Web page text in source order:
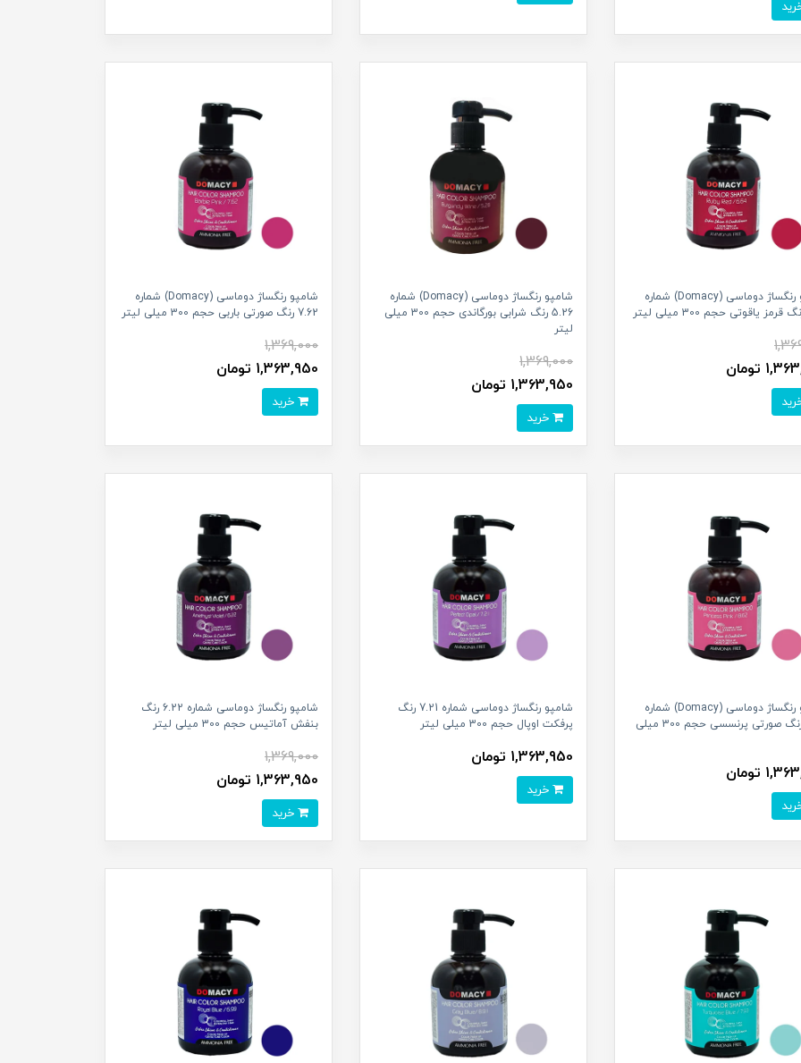
شامپو رنگساژ دوماسی (Domacy) شماره
تومان
شامپو رنگساژ دوماسی (Domacy) شماره
5.26 رنگ شرابی بورگاندی حجم 300 میلی
لیتر
1,369,000
1,363,950 تومان
خرید
شامپو رنگساژ دوماسی (Domacy) شماره
7.62 رنگ صورتی باربی حجم 300 میلی لیتر
1,369,000
1,363,950 تومان
خرید
شامپو رنگساژ دوماسی (Domacy) شماره
8.62 رنگ صورتی پرنسسی حجم 300 میلی
تومان
شامپو رنگساژ دوماسی شماره 7.21 رنگ
پرفکت اوپال حجم 300 میلی لیتر
1,363,950 تومان
خرید
شامپو رنگساژ دوماسی شماره 6.22 رنگ
بنفش آماتیس حجم 300 میلی لیتر
1,369,000
1,363,950 تومان
خرید